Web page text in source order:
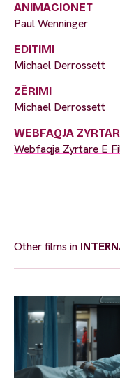
ANIMACIONET
Paul Wenninger
EDITIMI
Michael Derrossett
ZËRIMI
Michael Derrossett
WEBFAQJA
Webfaqja Zyrtare E
Other films in